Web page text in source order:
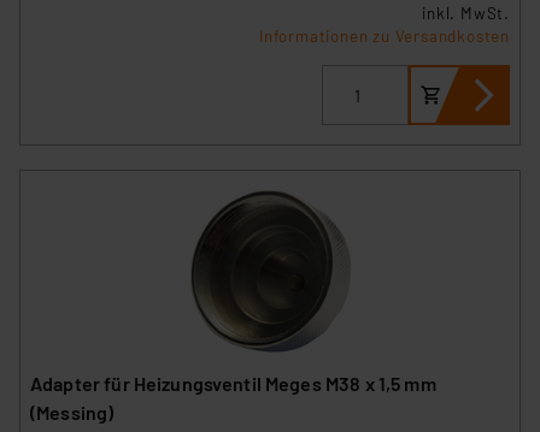
inkl. MwSt.
Informationen zu Versandkosten
Adapter für Heizungsventil Meges M38 x 1,5 mm
(Messing)